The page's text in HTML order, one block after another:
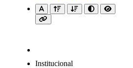
Institucional